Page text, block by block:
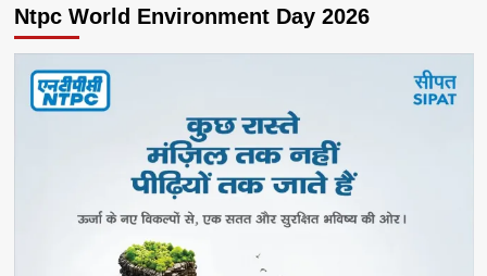
Ntpc World Environment Day 2026